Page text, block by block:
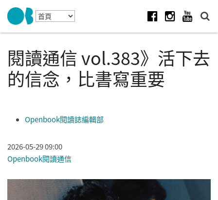
Skip to navigation
移至主內容
閱讀通信 vol.383》活下去
的信念，比書寫重要
Openbook閱讀誌編輯部
2026-05-29 09:00
Openbook閱讀通信